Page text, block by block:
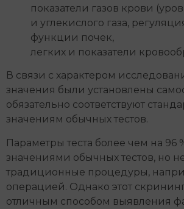
показатели газов крови
и углекислого газа,
функции почек,
легких и показатели
В связи с характером
значения были установлены
обязательно соответствуют
значениям обычных тестов.
Параметры теста более чем на 96
значениями обычных тестов, но
традиционные процедуры,
операцией. Однако этот
отличным способом выявления